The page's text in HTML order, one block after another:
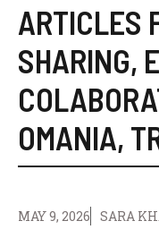
ARTICLES
SHARING,
OMANIA,
MAY 9, 2026 SARA